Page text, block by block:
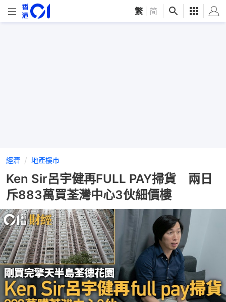
繁 简
經濟 地產樓市
Ken Sir呂宇健再FULL PAY掃貨 兩日
斥883萬買荃灣中心3伙細價樓